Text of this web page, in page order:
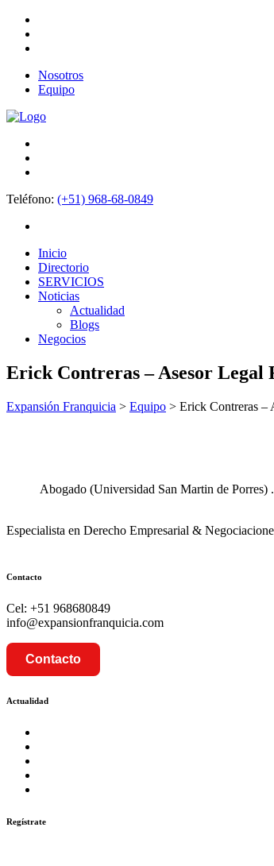
Nosotros
Equipo
Teléfono: (+51) 968-68-0849
Inicio
Directorio
SERVICIOS
Noticias
Actualidad
Blogs
Negocios
Erick Contreras – Asesor Legal
Expansión Franquicia > Equipo > Erick Contreras –
Abogado (Universidad San Martin de
Especialista en Derecho Empresarial &
Contacto
Cel: +51 968680849
info@expansionfranquicia.com
Contacto
Actualidad
Regístrate